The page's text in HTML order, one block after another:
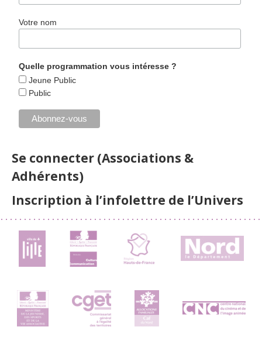
Votre nom
Quelle programmation vous intéresse ?
Jeune Public
Public
Se connecter (Associations &
Adhérents)
Inscription à l’infolettre de l’Univers